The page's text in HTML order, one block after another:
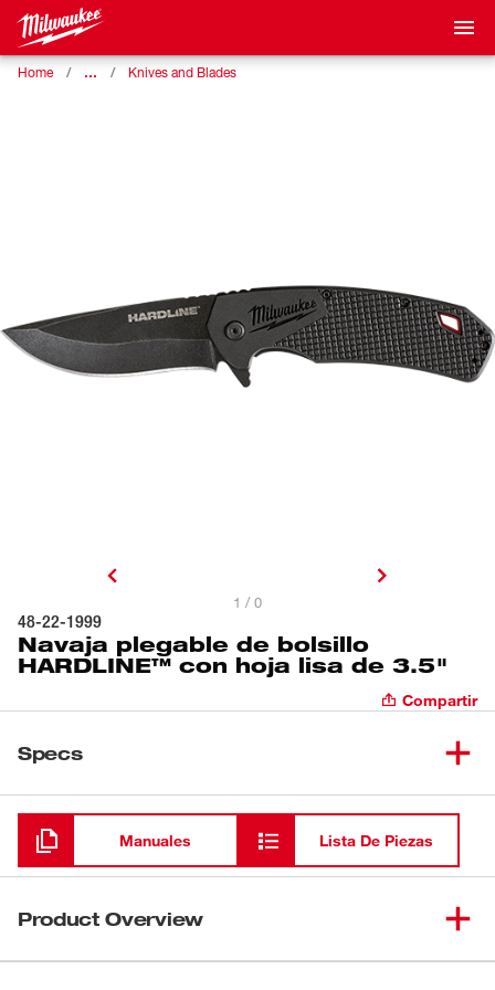
Home … Knives and Blades
1 / 0
48-22-1999
Navaja plegable de bolsillo
HARDLINE™ con hoja lisa de 3.5"
Compartir
Specs
Cargando
Manuales Lista De Piezas
Product Overview